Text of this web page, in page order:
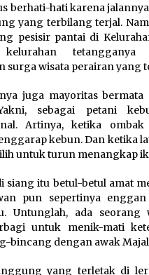
berhati-hati karena
yang terbilang terjal.
pesisir pantai di
kelurahan tetangganya
surga wisata perairan yang
juga mayoritas bermata
sebagai petani
Artinya, ketika
kebun. Dan ketika
untuk turun menangkap
siang itu betul-betul amat
pun sepertinya
Untunglah, ada
untuk menik-mati
bincang dengan awak
yang terletak di